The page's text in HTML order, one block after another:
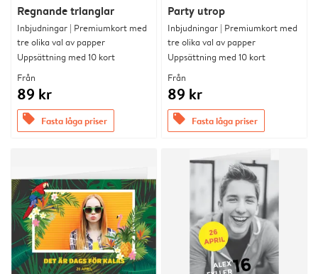
Regnande trianglar
Inbjudningar | Premiumkort med
tre olika val av papper
Uppsättning med 10 kort
Från
89 kr
offers Fasta låga priser
Party utrop
Inbjudningar | Premiumkort med
tre olika val av papper
Uppsättning med 10 kort
Från
89 kr
offers Fasta låga priser